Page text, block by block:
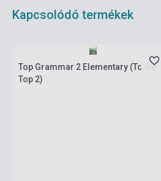
Kapcsolódó termékek
Top Grammar 2 Elementary (To the
Top 2)